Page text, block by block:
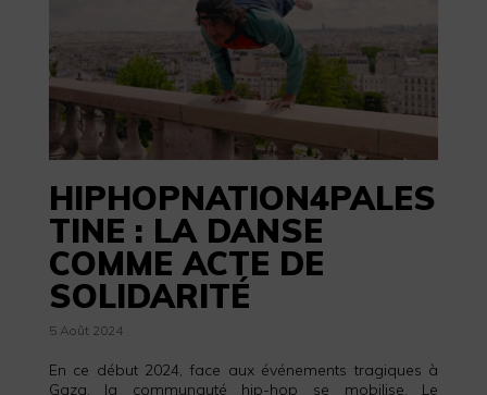
HIPHOPNATION4PALES
TINE : LA DANSE
COMME ACTE DE
SOLIDARITÉ
5 Août 2024
En ce début 2024, face aux événements tragiques à
Gaza, la communauté hip-hop se mobilise. Le